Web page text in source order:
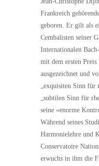
Frankreich
geboren. Er gilt als
Cembalisten seiner
Internationalen
mit dem ersten
ausgezeichnet und
„exquisiten Sinn
„subtilen Sinn für
seine «enorme
Während seines
Harmonielehre und
Conservatoire
erwuchs in ihm die